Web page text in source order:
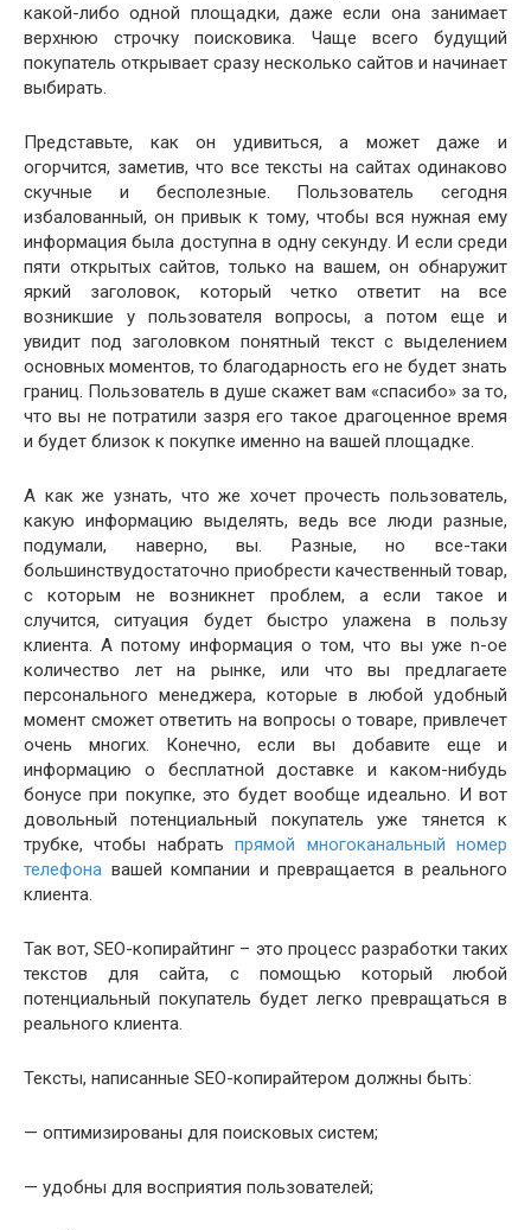
какой-либо одной площадки, даже если она занимает
верхнюю строчку поисковика. Чаще всего будущий
покупатель открывает сразу несколько сайтов и начинает
выбирать.
Представьте, как он удивиться, а может даже и
огорчится, заметив, что все тексты на сайтах одинаково
скучные и бесполезные. Пользователь сегодня
избалованный, он привык к тому, чтобы вся нужная ему
информация была доступна в одну секунду. И если среди
пяти открытых сайтов, только на вашем, он обнаружит
яркий заголовок, который четко ответит на все
возникшие у пользователя вопросы, а потом еще и
увидит под заголовком понятный текст с выделением
основных моментов, то благодарность его не будет знать
границ. Пользователь в душе скажет вам «спасибо» за то,
что вы не потратили зазря его такое драгоценное время
и будет близок к покупке именно на вашей площадке.
А как же узнать, что же хочет прочесть пользователь,
какую информацию выделять, ведь все люди разные,
подумали, наверно, вы. Разные, но все-таки
большинствудостаточно приобрести качественный товар,
с которым не возникнет проблем, а если такое и
случится, ситуация будет быстро улажена в пользу
клиента. А потому информация о том, что вы уже n-ое
количество лет на рынке, или что вы предлагаете
персонального менеджера, которые в любой удобный
момент сможет ответить на вопросы о товаре, привлечет
очень многих. Конечно, если вы добавите еще и
информацию о бесплатной доставке и каком-нибудь
бонусе при покупке, это будет вообще идеально. И вот
довольный потенциальный покупатель уже тянется к
трубке, чтобы набратьпрямой многоканальный номер
телефона вашей компании и превращается в реального
клиента.
Так вот, SEO-копирайтинг – это процесс разработки таких
текстов для сайта, с помощью который любой
потенциальный покупатель будет легко превращаться в
реального клиента.
Тексты, написанные SEO-копирайтером должны быть:
— оптимизированы для поисковых систем;
— удобны для восприятия пользователей;